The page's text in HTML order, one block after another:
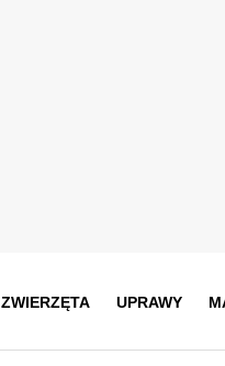
ZWIERZĘTA UPRAWY